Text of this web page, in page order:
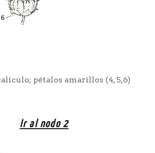
pétalos amarillos (4, 5,6)
Ir al nodo 2